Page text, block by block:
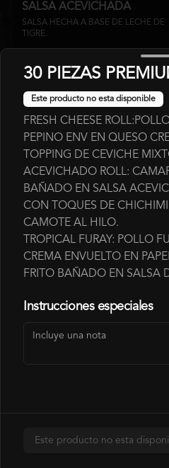
SALSA ACEVICHADA
SALSA HECHA A BASE DE LECHE DE
TIGRE.
SALSA FUJI
SALSA DULCE A BASE DE MIEL Y
SALSA HUANCAINA
SALSA LEVEMENTE PICANTE A BASE
$700
30 PIEZAS
Este producto no esta disponible
FRESH CHEESE
PEPINO ENV EN QUESO
TOPPING DE CEVICHE
ACEVICHADO ROLL:
BAÑADO EN SALSA
CON TOQUES DE
CAMOTE AL HILO.
TROPICAL FURAY: POLLO
CREMA ENVUELTO EN
FRITO BAÑADO EN SALSA
Instrucciones especiales
Este producto no esta